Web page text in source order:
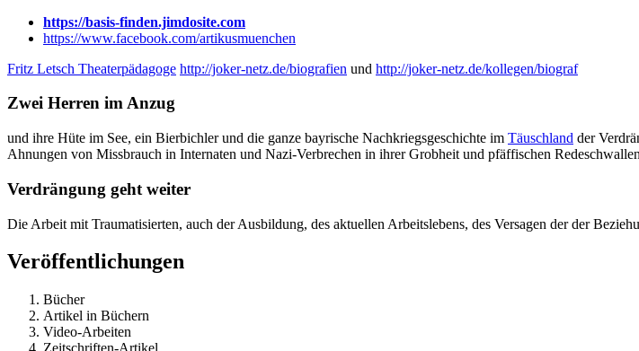
https://basis-finden.jimdosite.com
https://www.facebook.com/artikusmuenchen
Fritz Letsch Theaterpädagoge http://joker-netz.de/biografien und http://joker-netz.de/kollegen/biograf
Zwei Herren im Anzug
und ihre Hüte im See, ein Bierbichler und die ganze bayrische Nachkriegsgeschichte im Täuschland der
Ahnungen von Missbrauch in Internaten und Nazi-Verbrechen in ihrer Grobheit und pfäffischen
Verdrängung geht weiter
Die Arbeit mit Traumatisierten, auch der Ausbildung, des aktuellen Arbeitslebens, des Versagen der der
Veröffentlichungen
Bücher
Artikel in Büchern
Video-Arbeiten